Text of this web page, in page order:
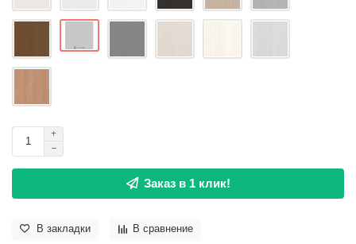
Заказ в 1 клик!
В закладки В сравнение